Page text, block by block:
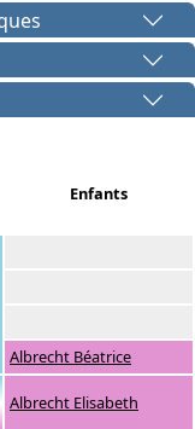
Enfants
Albrecht Béatrice
Albrecht Elisabeth